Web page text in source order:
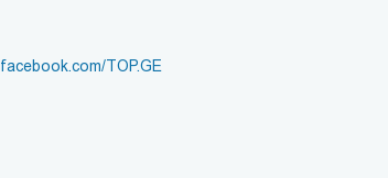
facebook.com/TOP.GE